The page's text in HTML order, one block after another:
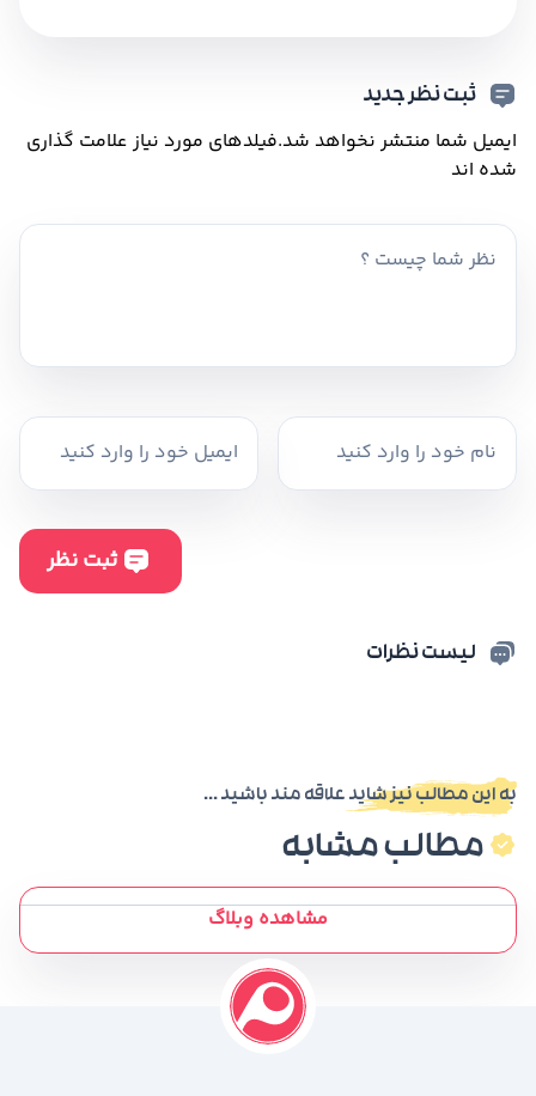
ثبت نظر جدید
ایمیل شما منتشر نخواهد شد.فیلدهای مورد نیاز علامت گذاری
شده اند
لیست نظرات
به این مطالب نیز شاید علاقه مند باشید ...
مطالب مشابه
مشاهده وبلاگ